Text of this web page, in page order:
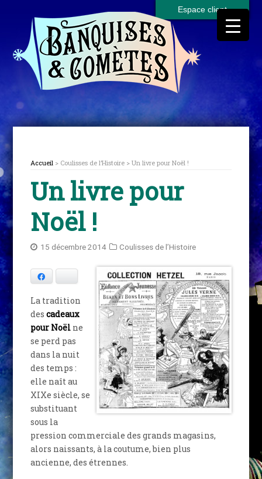
Espace client
Accueil > Coulisses de l’Histoire > Un livre pour Noël !
Un livre pour
Noël !
15 décembre 2014 Coulisses de l’Histoire
La tradition
descadeaux
pour Noël ne
se perd pas
dans la nuit
des temps :
elle naît au
XIXe siècle, se
substituant
sous la
pression commerciale des grands magasins,
alors naissants, à la coutume, bien plus
ancienne, des étrennes.